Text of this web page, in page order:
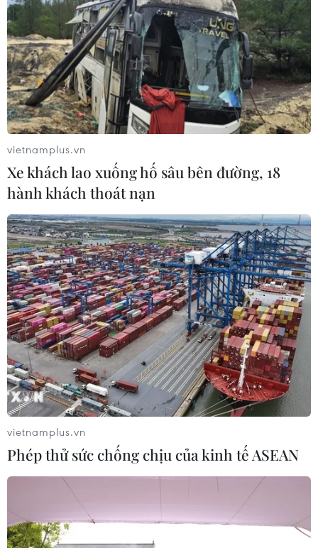
đã có những nhượng bộ trong nỗ lực chấm dứt các
cuộc biểu tình bạo lực của phe "Áo vàng."
vietnamplus.vn
Xe khách lao xuống hố sâu bên đường, 18
hành khách thoát nạn
vietnamplus.vn
Phép thử sức chống chịu của kinh tế ASEAN